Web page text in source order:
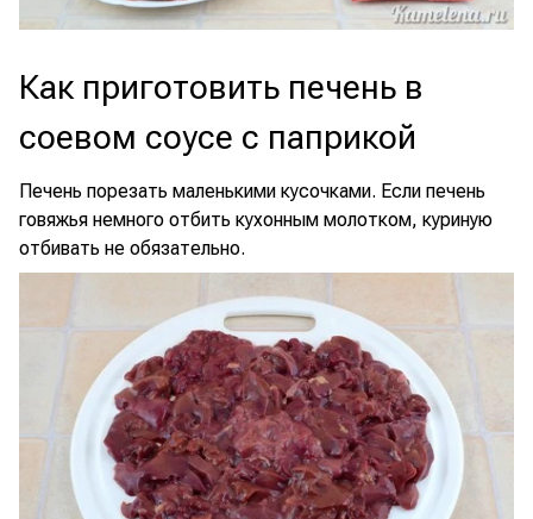
Как приготовить печень в
соевом соусе с паприкой
Печень порезать маленькими кусочками. Если печень
говяжья немного отбить кухонным молотком, куриную
отбивать не обязательно.